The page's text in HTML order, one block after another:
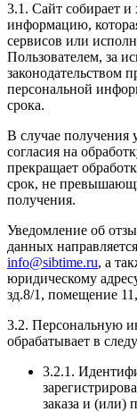
3.1. Сайт собирает и
информацию,
сервисов или
Пользователем, за
законодательством
персональной
срока.
В случае получения
согласия на
прекращает
срок, не
получения.
Уведомление об
данных
info@sibtime.ru, а
юридическому
зд.8/1, помещение
3.2. Персональную
обрабатывает в
3.2.1.
заказа и (или)